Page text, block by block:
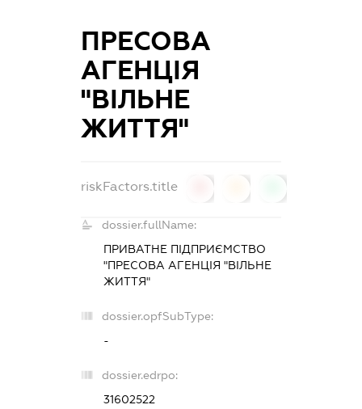
ПРЕСОВА
АГЕНЦІЯ
"ВІЛЬНЕ
ЖИТТЯ"
riskFactors.title
dossier.fullName:
ПРИВАТНЕ ПІДПРИЄМСТВО
"ПРЕСОВА АГЕНЦІЯ "ВІЛЬНЕ
ЖИТТЯ"
dossier.opfSubType:
-
dossier.edrpo:
31602522